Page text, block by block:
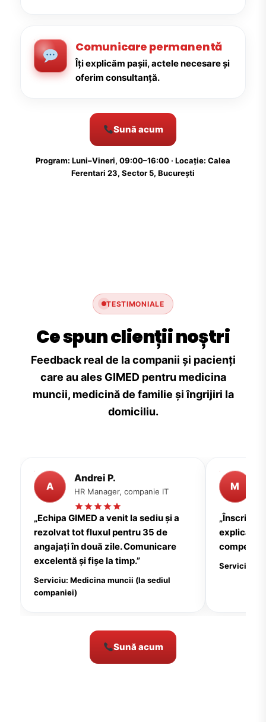
Comunicare permanentă
Îți explicăm pașii, actele necesare și
oferim consultanță.
Sună acum
Program: Luni–Vineri, 09:00–16:00 · Locație: Calea
Ferentari 23, Sector 5, București
TESTIMONIALE
Ce spun clienții noștri
Feedback real de la companii și pacienți
care au ales GIMED pentru medicina
muncii, medicină de familie și îngrijiri la
domiciliu.
A
Andrei P.
HR Manager, companie IT
„Echipa GIMED a venit la sediu și a
rezolvat tot fluxul pentru 35 de
angajați în două zile. Comunicare
excelentă și fișe la timp.”
Serviciu: Medicina muncii (la sediul
companiei)
M
explicații
Serviciu:
Sună acum